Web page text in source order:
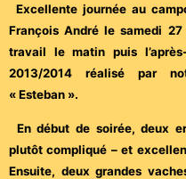
Excellente journée au
François André le samedi
travail le matin puis
2013/2014 réalisé par
« Esteban ».
En début de soirée, deux
plutôt compliqué – et
Ensuite, deux grandes